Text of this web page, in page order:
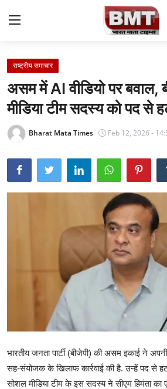
Login
Home
Contact
अंतरराष्ट्रीय समाचार
व्यापार और अर्थव्यवस्था
मनोरंजन
सेहत
Gallery
राष्ट्रीय समाचार
असम में AI वीडियो पर बवाल,
मीडिया टीम सदस्य को पद से
Bharat Mata Times Feb 12, 2026 -
भारतीय जनता पार्टी (बीजेपी) की असम इकाई ने
सह-संयोजक के खिलाफ कार्रवाई की है. उन्हें पद से
सोशल मीडिया टीम के इस सदस्य ने सीएम हिमंता का